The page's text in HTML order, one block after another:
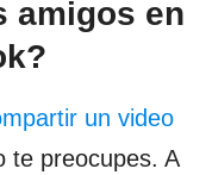
amigos en
un video
te preocupes. A